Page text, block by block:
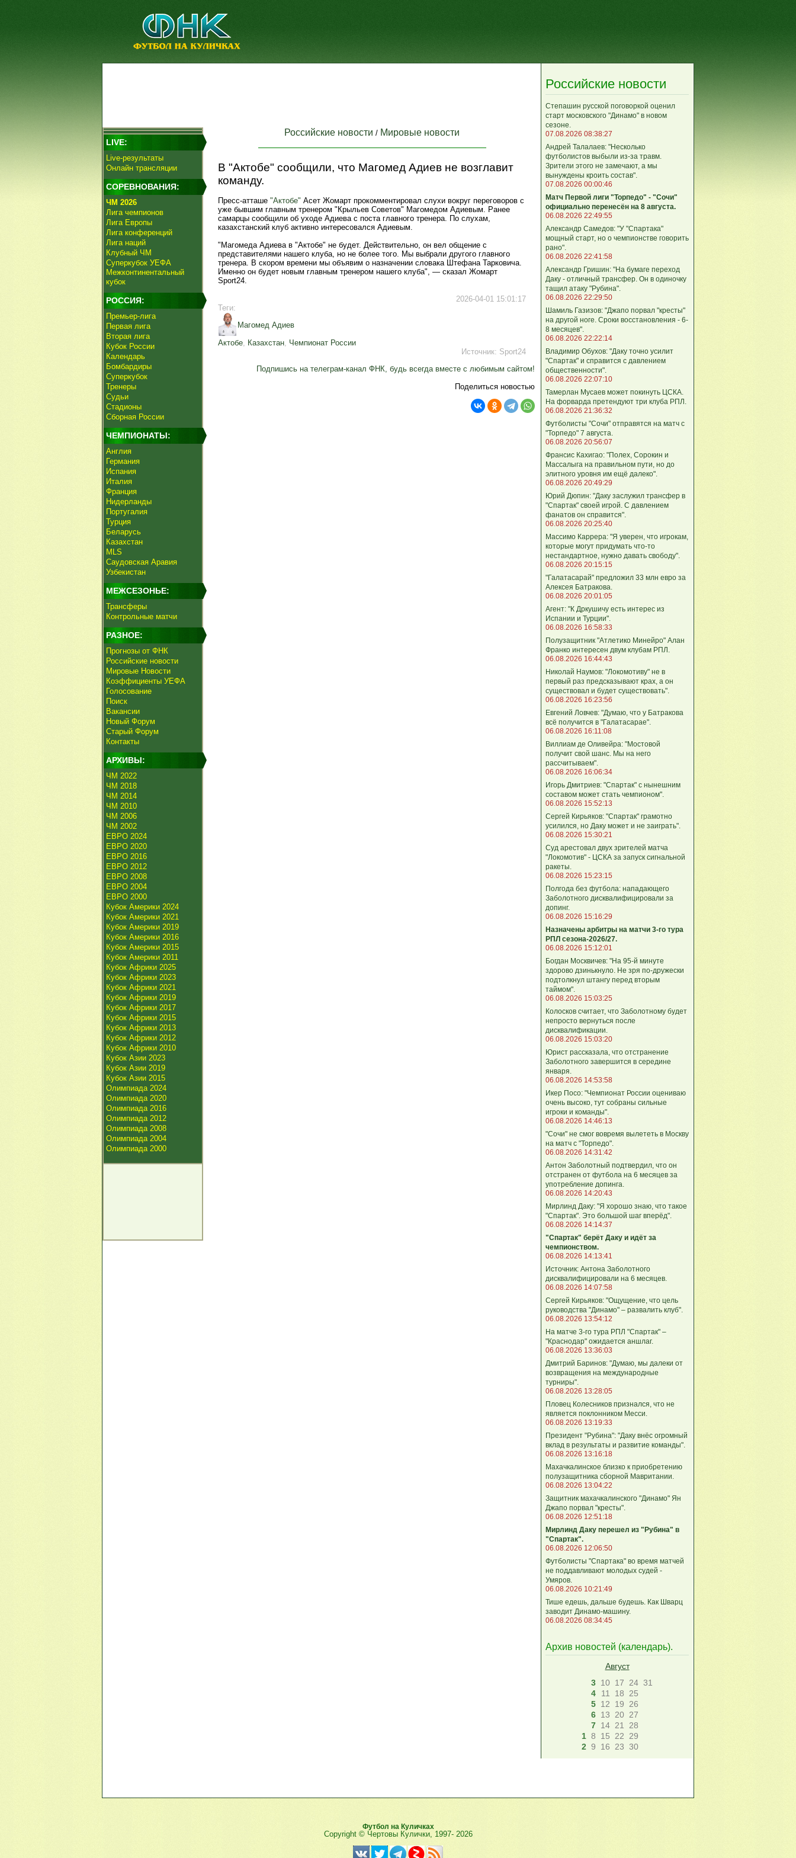
LIVE:
Live-результаты
Онлайн трансляции
СОРЕВНОВАНИЯ:
ЧМ 2026
Лига чемпионов
Лига Европы
Лига конференций
Лига наций
Клубный ЧМ
Суперкубок УЕФА
Межконтинентальный
кубок
РОССИЯ:
Премьер-лига
Первая лига
Вторая лига
Кубок России
Календарь
Бомбардиры
Суперкубок
Тренеры
Судьи
Стадионы
Сборная России
ЧЕМПИОНАТЫ:
Англия
Германия
Испания
Италия
Франция
Нидерланды
Португалия
Турция
Беларусь
Казахстан
MLS
Саудовская Аравия
Узбекистан
МЕЖСЕЗОНЬЕ:
Трансферы
Контрольные матчи
РАЗНОЕ:
Прогнозы от ФНК
Российские новости
Мировые Новости
Коэффициенты УЕФА
Голосование
Поиск
Вакансии
Новый Форум
Старый Форум
Контакты
АРХИВЫ:
ЧМ 2022
ЧМ 2018
ЧМ 2014
ЧМ 2010
ЧМ 2006
ЧМ 2002
ЕВРО 2024
ЕВРО 2020
ЕВРО 2016
ЕВРО 2012
ЕВРО 2008
ЕВРО 2004
ЕВРО 2000
Кубок Америки 2024
Кубок Америки 2021
Кубок Америки 2019
Кубок Америки 2016
Кубок Америки 2015
Кубок Америки 2011
Кубок Африки 2025
Кубок Африки 2023
Кубок Африки 2021
Кубок Африки 2019
Кубок Африки 2017
Кубок Африки 2015
Кубок Африки 2013
Кубок Африки 2012
Кубок Африки 2010
Кубок Азии 2023
Кубок Азии 2019
Кубок Азии 2015
Олимпиада 2024
Олимпиада 2020
Олимпиада 2016
Олимпиада 2012
Олимпиада 2008
Олимпиада 2004
Олимпиада 2000
Российские новости / Мировые новости
В "Актобе" сообщили, что Магомед Адиев не возглавит
команду.
Пресс-атташе "Актобе" Асет Жомарт прокомментировал слухи вокруг переговоров с
уже бывшим главным тренером "Крыльев Советов" Магомедом Адиевым. Ранее
самарцы сообщили об уходе Адиева с поста главного тренера. По слухам,
казахстанский клуб активно интересовался Адиевым.
"Магомеда Адиева в "Актобе" не будет. Действительно, он вел общение с
представителями нашего клуба, но не более того. Мы выбрали другого главного
тренера. В скором времени мы объявим о назначении словака Штефана Тарковича.
Именно он будет новым главным тренером нашего клуба", — сказал Жомарт
Sport24.
2026-04-01 15:01:17
Теги:
Магомед Адиев
Актобе, Казахстан, Чемпионат России
Источник: Sport24
Подпишись на телеграм-канал ФНК, будь всегда вместе с любимым сайтом!
Поделиться новостью
Российские новости
Степашин русской поговоркой оценил
старт московского "Динамо" в новом
сезоне.
07.08.2026 08:38:27
Андрей Талалаев: "Несколько
футболистов выбыли из-за травм.
Зрители этого не замечают, а мы
вынуждены кроить состав".
07.08.2026 00:00:46
Матч Первой лиги "Торпедо" - "Сочи"
официально перенесён на 8 августа.
06.08.2026 22:49:55
Александр Самедов: "У "Спартака"
мощный старт, но о чемпионстве говорить
рано".
06.08.2026 22:41:58
Александр Гришин: "На бумаге переход
Даку - отличный трансфер. Он в одиночку
тащил атаку "Рубина".
06.08.2026 22:29:50
Шамиль Газизов: "Джапо порвал "кресты"
на другой ноге. Сроки восстановления - 6-
8 месяцев".
06.08.2026 22:22:14
Владимир Обухов: "Даку точно усилит
"Спартак" и справится с давлением
общественности".
06.08.2026 22:07:10
Тамерлан Мусаев может покинуть ЦСКА.
На форварда претендуют три клуба РПЛ.
06.08.2026 21:36:32
Футболисты "Сочи" отправятся на матч с
"Торпедо" 7 августа.
06.08.2026 20:56:07
Франсис Кахигао: "Полех, Сорокин и
Массалыга на правильном пути, но до
элитного уровня им ещё далеко".
06.08.2026 20:49:29
Юрий Дюпин: "Даку заслужил трансфер в
"Спартак" своей игрой. С давлением
фанатов он справится".
06.08.2026 20:25:40
Массимо Каррера: "Я уверен, что игрокам,
которые могут придумать что-то
нестандартное, нужно давать свободу".
06.08.2026 20:15:15
"Галатасарай" предложил 33 млн евро за
Алексея Батракова.
06.08.2026 20:01:05
Агент: "К Дркушичу есть интерес из
Испании и Турции".
06.08.2026 16:58:33
Полузащитник "Атлетико Минейро" Алан
Франко интересен двум клубам РПЛ.
06.08.2026 16:44:43
Николай Наумов: "Локомотиву" не в
первый раз предсказывают крах, а он
существовал и будет существовать".
06.08.2026 16:23:56
Евгений Ловчев: "Думаю, что у Батракова
всё получится в "Галатасарае".
06.08.2026 16:11:08
Виллиам де Оливейра: "Мостовой
получит свой шанс. Мы на него
рассчитываем".
06.08.2026 16:06:34
Игорь Дмитриев: "Спартак" с нынешним
составом может стать чемпионом".
06.08.2026 15:52:13
Сергей Кирьяков: "Спартак" грамотно
усилился, но Даку может и не заиграть".
06.08.2026 15:30:21
Суд арестовал двух зрителей матча
"Локомотив" - ЦСКА за запуск сигнальной
ракеты.
06.08.2026 15:23:15
Полгода без футбола: нападающего
Заболотного дисквалифицировали за
допинг.
06.08.2026 15:16:29
Назначены арбитры на матчи 3-го тура
РПЛ сезона-2026/27.
06.08.2026 15:12:01
Богдан Москвичев: "На 95‑й минуте
здорово дзинькнуло. Не зря по‑дружески
подтолкнул штангу перед вторым
таймом".
06.08.2026 15:03:25
Колосков считает, что Заболотному будет
непросто вернуться после
дисквалификации.
06.08.2026 15:03:20
Юрист рассказала, что отстранение
Заболотного завершится в середине
января.
06.08.2026 14:53:58
Икер Посо: "Чемпионат России оцениваю
очень высоко, тут собраны сильные
игроки и команды".
06.08.2026 14:46:13
"Сочи" не смог вовремя вылететь в Москву
на матч с "Торпедо".
06.08.2026 14:31:42
Антон Заболотный подтвердил, что он
отстранен от футбола на 6 месяцев за
употребление допинга.
06.08.2026 14:20:43
Мирлинд Даку: "Я хорошо знаю, что такое
"Спартак". Это большой шаг вперёд".
06.08.2026 14:14:37
"Спартак" берёт Даку и идёт за
чемпионством.
06.08.2026 14:13:41
Источник: Антона Заболотного
дисквалифицировали на 6 месяцев.
06.08.2026 14:07:58
Сергей Кирьяков: "Ощущение, что цель
руководства "Динамо" – развалить клуб".
06.08.2026 13:54:12
На матче 3-го тура РПЛ "Спартак" –
"Краснодар" ожидается аншлаг.
06.08.2026 13:36:03
Дмитрий Баринов: "Думаю, мы далеки от
возвращения на международные
турниры".
06.08.2026 13:28:05
Пловец Колесников признался, что не
является поклонником Месси.
06.08.2026 13:19:33
Президент "Рубина": "Даку внёс огромный
вклад в результаты и развитие команды".
06.08.2026 13:16:18
Махачкалинское близко к приобретению
полузащитника сборной Мавритании.
06.08.2026 13:04:22
Защитник махачкалинского "Динамо" Ян
Джапо порвал "кресты".
06.08.2026 12:51:18
Мирлинд Даку перешел из "Рубина" в
"Спартак".
06.08.2026 12:06:50
Футболисты "Спартака" во время матчей
не поддавливают молодых судей -
Умяров.
06.08.2026 10:21:49
Тише едешь, дальше будешь. Как Шварц
заводит Динамо-машину.
06.08.2026 08:34:45
Архив новостей (календарь).
Август
3 10 17 24 31
4
11 18
25
5 12 19
26
6 13 20 27
7 14 21
28
1 8 15 22
29
2 9 16 23 30
Футбол на Куличках
Copyright © Чертовы Кулички, 1997- 2026